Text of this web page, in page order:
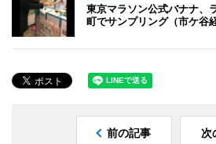
東京マラソン公式バナナ、
町でサンプリング（市ケ谷
前の記事 次